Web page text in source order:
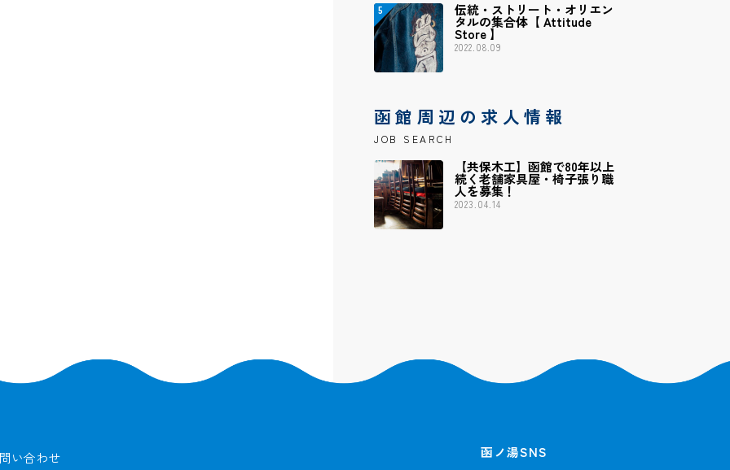
伝統・ストリート・オリエン
タルの集合体【 Attitude
Store 】
2022.08.09
函館周辺の求人情報
JOB SEARCH
【共保木工】函館で80年以上
続く老舗家具屋・椅子張り職
人を募集！
2023.04.14
い合わせ 函ノ湯SNS